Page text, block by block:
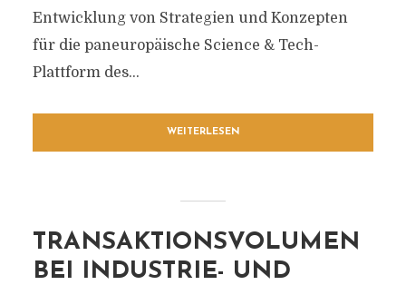
Entwicklung von Strategien und Konzepten
für die paneuropäische Science & Tech-
Plattform des...
WEITERLESEN
TRANSAKTIONSVOLUMEN
BEI INDUSTRIE- UND